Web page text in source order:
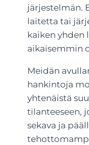
järjestelmän.
laitetta tai
kaiken yhden
aikaisemmin
Meidän
hankintoja
yhtenäistä
tilanteeseen,
sekava ja